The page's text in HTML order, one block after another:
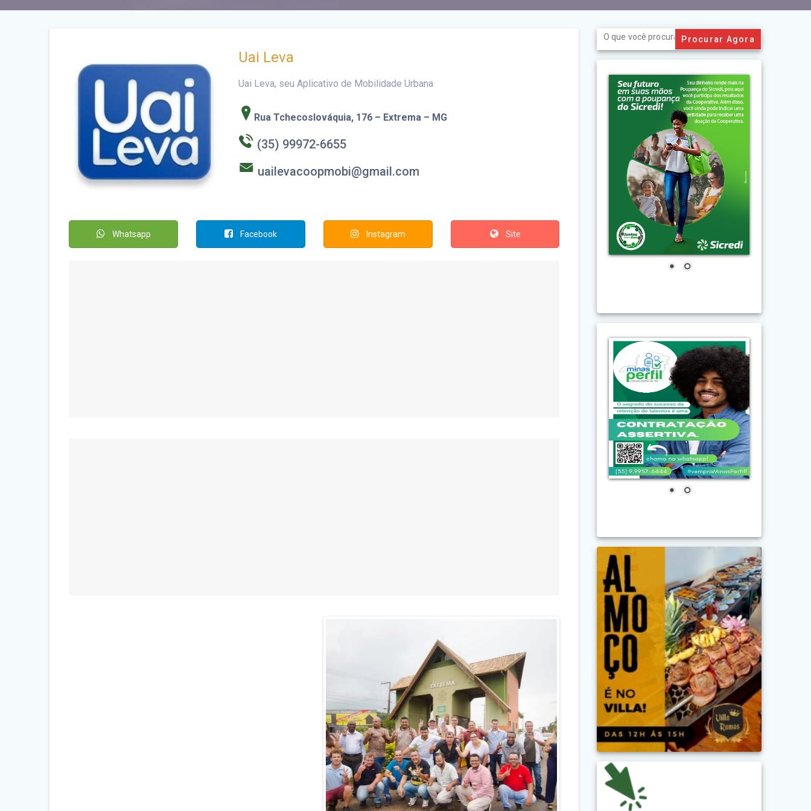
Uai Leva
Uai Leva, seu Aplicativo de Mobilidade Urbana
Rua Tchecoslováquia, 176 – Extrema – MG
(35) 99972-6655
uailevacoopmobi@gmail.com
Whatsapp Facebook Instagram Site
Search
for: